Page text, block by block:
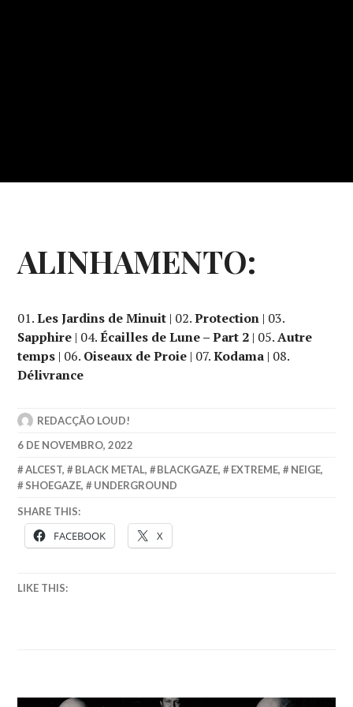
ALINHAMENTO:
01.Les Jardins de Minuit | 02.Protection | 03.
Sapphire | 04.Écailles de Lune – Part 2 | 05.Autre
temps | 06. Oiseaux de Proie | 07.Kodama | 08.
Délivrance
REDACÇÃO LOUD!
6 DE NOVEMBRO, 2022
ALCEST, BLACK METAL, BLACKGAZE, EXTREME, NEIGE,
SHOEGAZE, UNDERGROUND
SHARE THIS:
FACEBOOK X
LIKE THIS: